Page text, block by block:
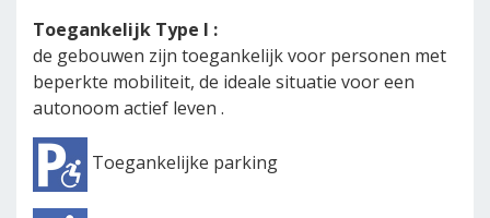
Toegankelijk Type I :
de gebouwen zijn toegankelijk voor personen met
beperkte mobiliteit, de ideale situatie voor een
autonoom actief leven .
Toegankelijke parking